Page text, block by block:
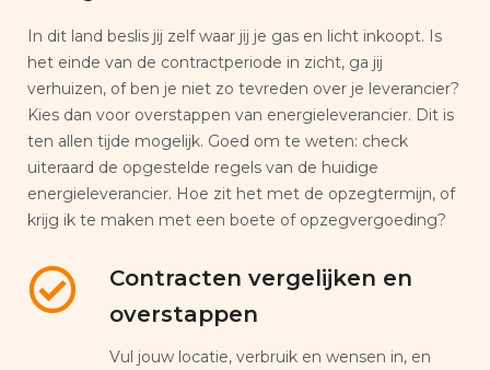
In dit land beslis jij zelf waar jij je gas en licht inkoopt. Is
het einde van de contractperiode in zicht, ga jij
verhuizen, of ben je niet zo tevreden over je leverancier?
Kies dan voor overstappen van energieleverancier. Dit is
ten allen tijde mogelijk. Goed om te weten: check
uiteraard de opgestelde regels van de huidige
energieleverancier. Hoe zit het met de opzegtermijn, of
krijg ik te maken met een boete of opzegvergoeding?
Contracten vergelijken en
overstappen
Vul jouw locatie, verbruik en wensen in, en